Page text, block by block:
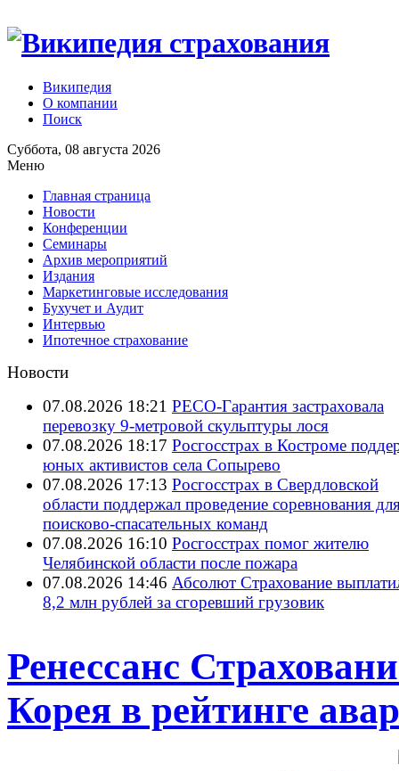
Википедия
О компании
Поиск
Суббота, 08 августа 2026
Меню
Главная страница
Новости
Конференции
Семинары
Архив мероприятий
Издания
Маркетинговые исследования
Бухучет и Аудит
Интервью
Ипотечное страхование
Новости
07.08.2026 18:21 РЕСО-Гарантия застраховала
перевозку 9-метровой скульптуры лося
07.08.2026 18:17 Росгосстрах в Костроме
юных активистов села Сопырево
07.08.2026 17:13 Росгосстрах в Свердловской
области поддержал проведение соревнования
поисково‑спасательных команд
07.08.2026 16:10 Росгосстрах помог жителю
Челябинской области после пожара
07.08.2026 14:46 Абсолют Страхование
8,2 млн рублей за сгоревший грузовик
Ренессанс
Корея в рейтинге